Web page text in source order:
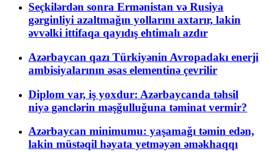
Seçkilərdən sonra Ermənistan və Rusiya
gərginliyi azaltmağın yollarını axtarır, lakin
əvvəlki ittifaqa qayıdış ehtimalı azdır
Azərbaycan qazı Türkiyənin Avropadakı enerji
ambisiyalarının əsas elementinə çevrilir
Diplom var, iş yoxdur: Azərbaycanda təhsil
niyə gənclərin məşğulluğuna təminat vermir?
Azərbaycan minimumu: yaşamağı təmin edən,
lakin müstəqil həyata yetməyən əməkhaqqı